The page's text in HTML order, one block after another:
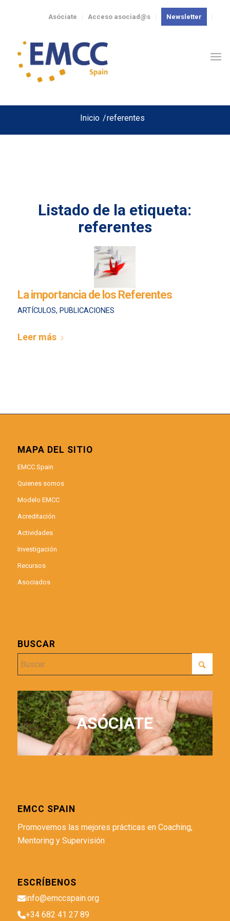
Newsletter
Acceso asociad@s
Asóciate
Inicio /referentes
Listado de la etiqueta:
referentes
La importancia de los Referentes
ARTÍCULOS, PUBLICACIONES
Leer más
MAPA DEL SITIO
EMCC Spain
Quienes somos
Modelo EMCC
Acreditación
Actividades
Investigación
Recursos
Asociados
BUSCAR
ASÓCIATE
EMCC SPAIN
Promovemos las mejores prácticas en Coaching,
Mentoring y Supervisión
ESCRÍBENOS
info@emccspain.org
+34 682 41 27 89